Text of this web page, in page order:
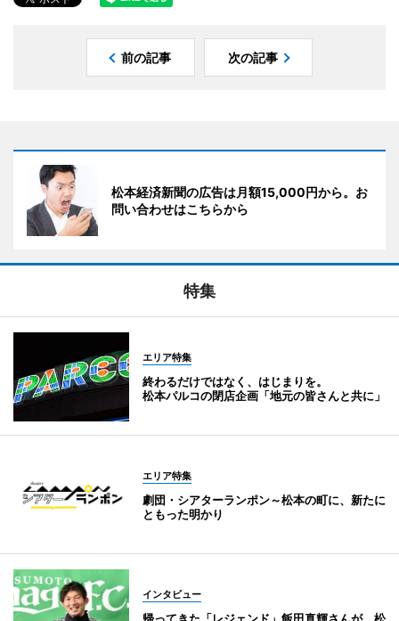
前の記事 次の記事
松本経済新聞の広告は月額15,000円から。お
問い合わせはこちらから
特集
エリア特集
終わるだけではなく、はじまりを。
松本パルコの閉店企画「地元の皆さんと共に」
エリア特集
劇団・シアターランポン～松本の町に、新たに
ともった明かり
インタビュー
帰ってきた「レジェンド」飯田真輝さんが、松